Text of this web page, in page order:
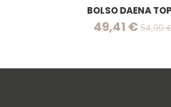
BOLSO DAENA
49,41 € 54,90